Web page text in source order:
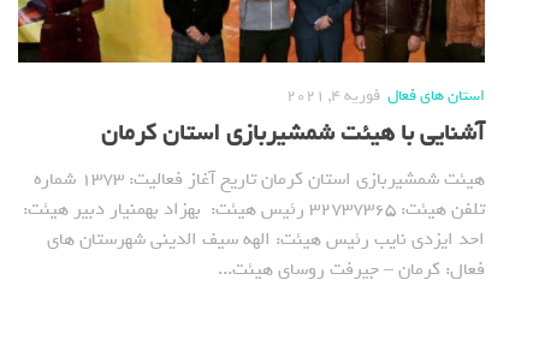
استان های فعال فوریه 4, 2021
آشنایی با هیئت شمشیربازی استان کرمان
هیئت شمشیربازی استان کرمان تاریخ آغاز فعالیت: 1373 شماره
تلفن هیئت: ٣٢٧٣٧٣٦٥ رئیس هیئت: بهزاد بهمنیار دبیر هیئت:
احد ایزدی نایب رئیس هیئت: الهه سیف الدینی شهرستان های
فعال: کرمان – جیرفت روسای هیئت...